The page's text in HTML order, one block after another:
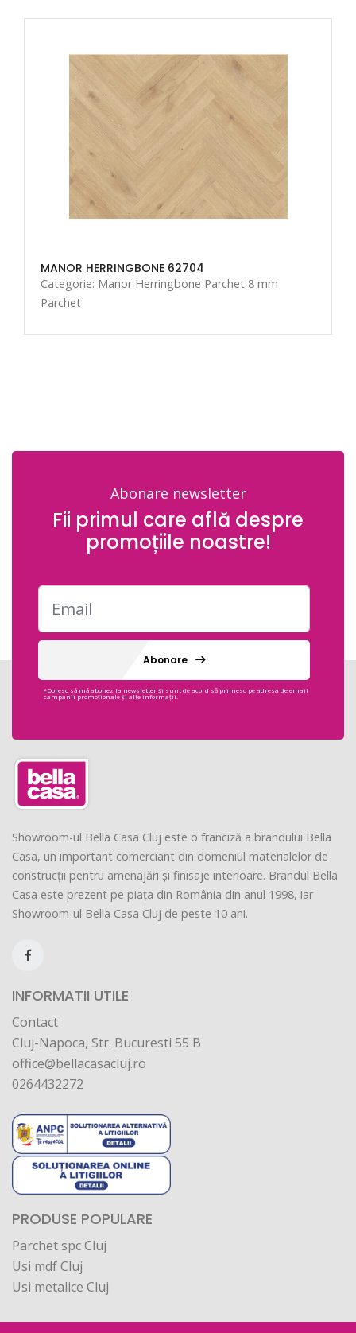
MANOR HERRINGBONE 62704
Categorie: Manor Herringbone Parchet 8 mm
Parchet
Abonare newsletter
Fii primul care află despre
promoțiile noastre!
Abonare
*Doresc să mă abonez la newsletter și sunt de acord să primesc pe adresa de email
campanii promoționale și alte informații.
Showroom-ul Bella Casa Cluj este o franciză a brandului Bella
Casa, un important comerciant din domeniul materialelor de
construcții pentru amenajări și finisaje interioare. Brandul Bella
Casa este prezent pe piața din România din anul 1998, iar
Showroom-ul Bella Casa Cluj de peste 10 ani.
INFORMATII UTILE
Contact
Cluj-Napoca, Str. Bucuresti 55 B
office@bellacasacluj.ro
0264432272
PRODUSE POPULARE
Parchet spc Cluj
Usi mdf Cluj
Usi metalice Cluj